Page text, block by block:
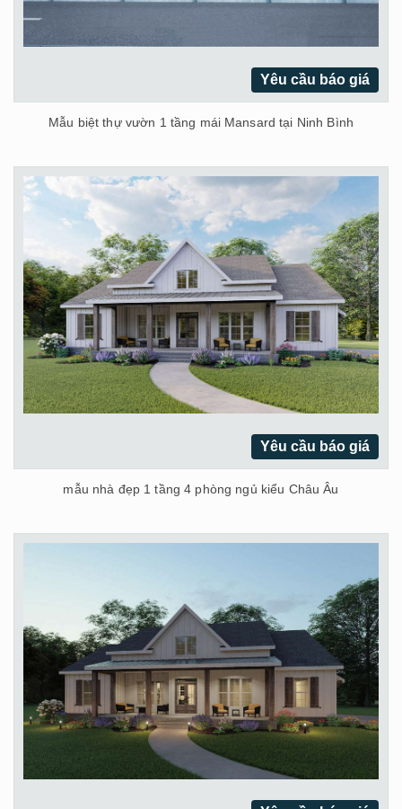
Yêu cầu báo giá
Mẫu biệt thự vườn 1 tầng mái Mansard tại Ninh Bình
Yêu cầu báo giá
mẫu nhà đẹp 1 tầng 4 phòng ngủ kiểu Châu Âu